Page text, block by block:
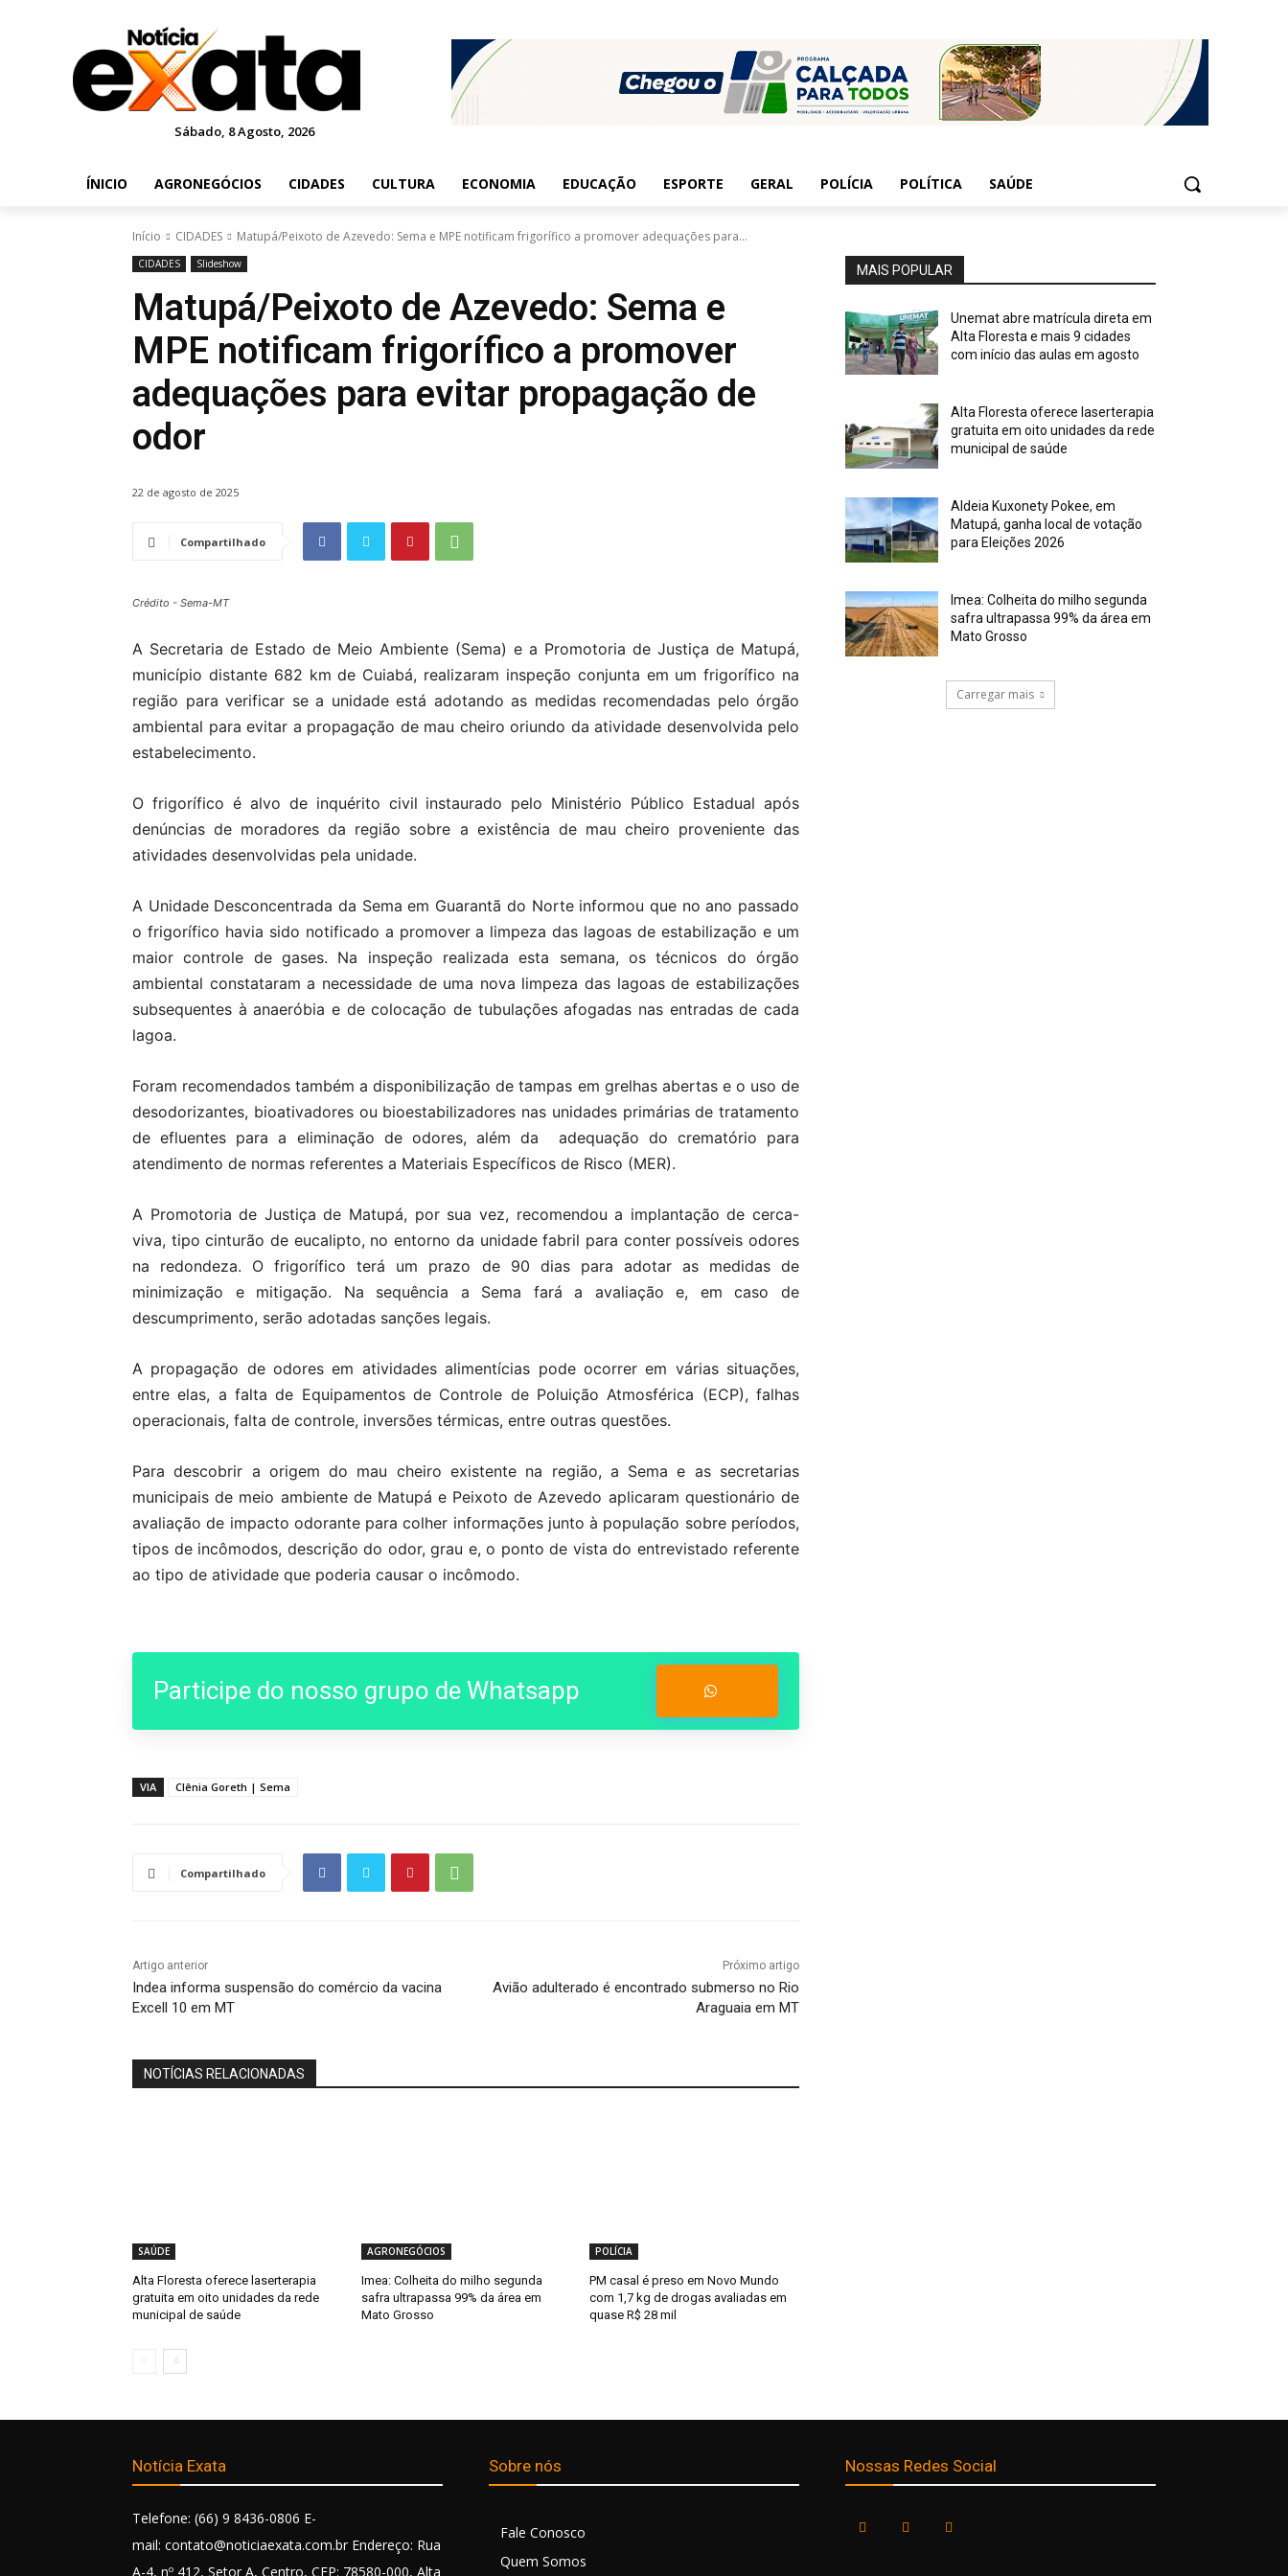
Sábado, 8 Agosto, 2026
ÍNICIO AGRONEGÓCIOS CIDADES CULTURA ECONOMIA EDUCAÇÃO ESPORTE GERAL POLÍCIA POLÍTICA SAÚDE
Início CIDADES Matupá/Peixoto de Azevedo: Sema e MPE notificam frigorífico a promover adequações para...
CIDADES Slideshow
Matupá/Peixoto de Azevedo: Sema e
MPE notificam frigorífico a promover
adequações para evitar propagação de
odor
22 de agosto de 2025
Compartilhado
Crédito - Sema-MT
A Secretaria de Estado de Meio Ambiente (Sema) e a Promotoria de Justiça de Matupá,
município distante 682 km de Cuiabá, realizaram inspeção conjunta em um frigorífico na
região para verificar se a unidade está adotando as medidas recomendadas pelo órgão
ambiental para evitar a propagação de mau cheiro oriundo da atividade desenvolvida pelo
estabelecimento.
O frigorífico é alvo de inquérito civil instaurado pelo Ministério Público Estadual após
denúncias de moradores da região sobre a existência de mau cheiro proveniente das
atividades desenvolvidas pela unidade.
A Unidade Desconcentrada da Sema em Guarantã do Norte informou que no ano passado
o frigorífico havia sido notificado a promover a limpeza das lagoas de estabilização e um
maior controle de gases. Na inspeção realizada esta semana, os técnicos do órgão
ambiental constataram a necessidade de uma nova limpeza das lagoas de estabilizações
subsequentes à anaeróbia e de colocação de tubulações afogadas nas entradas de cada
lagoa.
Foram recomendados também a disponibilização de tampas em grelhas abertas e o uso de
desodorizantes, bioativadores ou bioestabilizadores nas unidades primárias de tratamento
de efluentes para a eliminação de odores, além da adequação do crematório para
atendimento de normas referentes a Materiais Específicos de Risco (MER).
A Promotoria de Justiça de Matupá, por sua vez, recomendou a implantação de cerca-
viva, tipo cinturão de eucalipto, no entorno da unidade fabril para conter possíveis odores
na redondeza. O frigorífico terá um prazo de 90 dias para adotar as medidas de
minimização e mitigação. Na sequência a Sema fará a avaliação e, em caso de
descumprimento, serão adotadas sanções legais.
A propagação de odores em atividades alimentícias pode ocorrer em várias situações,
entre elas, a falta de Equipamentos de Controle de Poluição Atmosférica (ECP), falhas
operacionais, falta de controle, inversões térmicas, entre outras questões.
Para descobrir a origem do mau cheiro existente na região, a Sema e as secretarias
municipais de meio ambiente de Matupá e Peixoto de Azevedo aplicaram questionário de
avaliação de impacto odorante para colher informações junto à população sobre períodos,
tipos de incômodos, descrição do odor, grau e, o ponto de vista do entrevistado referente
ao tipo de atividade que poderia causar o incômodo.
Participe do nosso grupo de Whatsapp
VIA Clênia Goreth | Sema
Compartilhado
Artigo anterior
Indea informa suspensão do comércio da vacina
Excell 10 em MT
Próximo artigo
Avião adulterado é encontrado submerso no Rio
Araguaia em MT
NOTÍCIAS RELACIONADAS
SAÚDE
Alta Floresta oferece laserterapia
gratuita em oito unidades da rede
municipal de saúde
AGRONEGÓCIOS
Imea: Colheita do milho segunda
safra ultrapassa 99% da área em
Mato Grosso
POLÍCIA
PM casal é preso em Novo Mundo
com 1,7 kg de drogas avaliadas em
quase R$ 28 mil
MAIS POPULAR
Unemat abre matrícula direta em
Alta Floresta e mais 9 cidades
com início das aulas em agosto
Alta Floresta oferece laserterapia
gratuita em oito unidades da rede
municipal de saúde
Aldeia Kuxonety Pokee, em
Matupá, ganha local de votação
para Eleições 2026
Imea: Colheita do milho segunda
safra ultrapassa 99% da área em
Mato Grosso
Carregar mais
Notícia Exata
Telefone: (66) 9 8436-0806 E-
mail: contato@noticiaexata.com.br Endereço: Rua
A-4, nº 412, Setor A, Centro, CEP: 78580-000, Alta
Sobre nós
Fale Conosco
Quem Somos
Nossas Redes Social